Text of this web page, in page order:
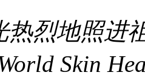
热烈地照进
Skin